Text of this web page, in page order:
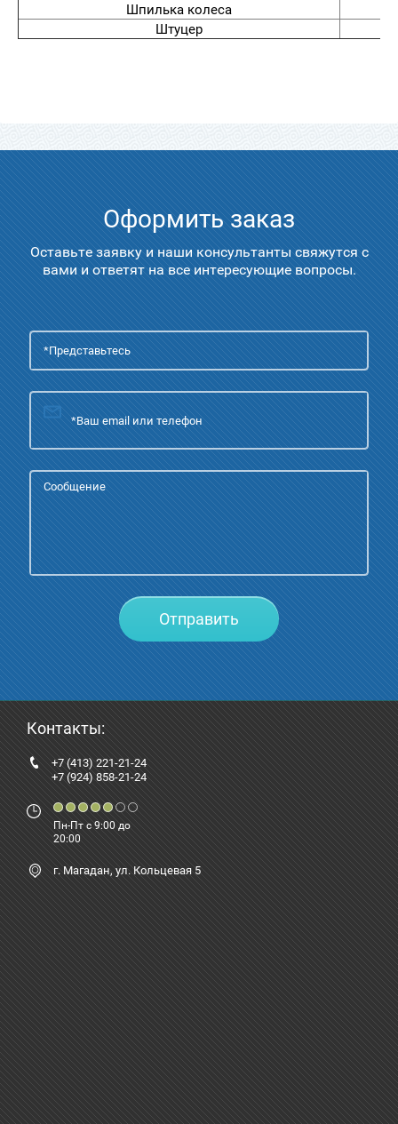
Шпилька колеса
Штуцер
Оформить заказ
Оставьте заявку и наши консультанты свяжутся с
вами и ответят на все интересующие вопросы.
Отправить
Контакты:
+7 (413) 221-21-24
+7 (924) 858-21-24
Пн-Пт с 9:00 до
20:00
г. Магадан, ул. Кольцевая 5